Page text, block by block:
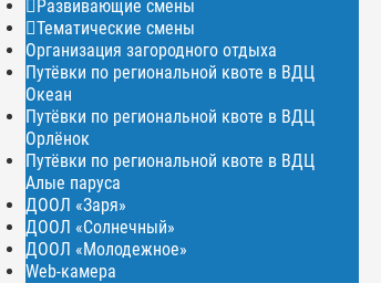
Развивающие смены
Тематические смены
Организация загородного отдыха
Путёвки по региональной квоте в ВДЦ
Океан
Путёвки по региональной квоте в ВДЦ
Орлёнок
Путёвки по региональной квоте в ВДЦ
Алые паруса
ДООЛ «Заря»
ДООЛ «Солнечный»
ДООЛ «Молодежное»
Web-камера